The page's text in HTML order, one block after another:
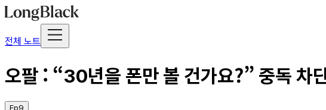
전체 노트
오팔 : “30년을 폰만 볼 건가요?” 중독 차
Ep9